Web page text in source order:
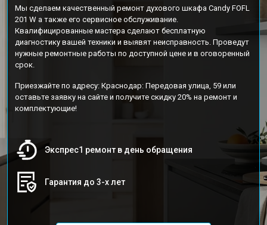
Мы сделаем качественный ремонт духового шкафа Candy FOFL
201 W а также его сервисное обслуживание.
Квалифицированные мастера сделают бесплатную
диагностику вашей техники и выявят неисправность. Проведут
нужные ремонтные работы по доступной цене и в оговоренный
срок.
Приезжайте по адресу: Краснодар: Передовая улица, 59 или
оставьте заявку на сайте и получите скидку 20% на ремонт и
комплектующие!
Экспрес1 ремонт в день обращения
Гарантия до 3-х лет